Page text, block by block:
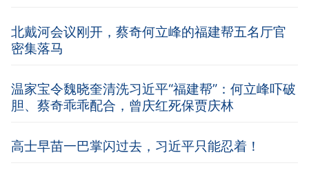
北戴河会议刚开，蔡奇何立峰的福建帮五名厅官
密集落马
温家宝令魏晓奎清洗习近平“福建帮”：何立峰吓破
胆、蔡奇乖乖配合，曾庆红死保贾庆林
高士早苗一巴掌闪过去，习近平只能忍着！